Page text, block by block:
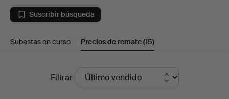
Conjuntos
de
Suscribir búsqueda
Subastas en curso Precios de remate(15)
Filtrar